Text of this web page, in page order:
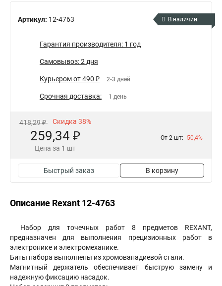
Артикул: 12-4763 В наличии
Гарантия производителя: 1 год
Самовывоз: 2 дня
Курьером от 490 ₽ 2-3 дней
Срочная доставка: 1 день
418,29 ₽ Скидка 38%
259,34 ₽
Цена за 1 шт
От 2 шт: 50,4%
Быстрый заказ В корзину
Описание Rexant 12-4763
Набор для точечных работ 8 предметов REXANT,
предназначен для выполнения прецизионных работ в
электронике и электромеханике.
Биты набора выполнены из хромованадиевой стали.
Магнитный держатель обеспечивает быструю замену и
надежную фиксацию насадок.